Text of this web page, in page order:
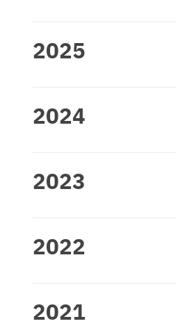
2025
2024
2023
2022
2021